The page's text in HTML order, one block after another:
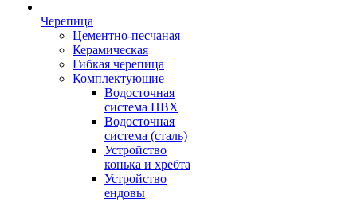
Черепица
Цементно-песчаная
Керамическая
Гибкая черепица
Комплектующие
Водосточная
система ПВХ
Водосточная
система (сталь)
Устройство
конька и хребта
Устройство
ендовы